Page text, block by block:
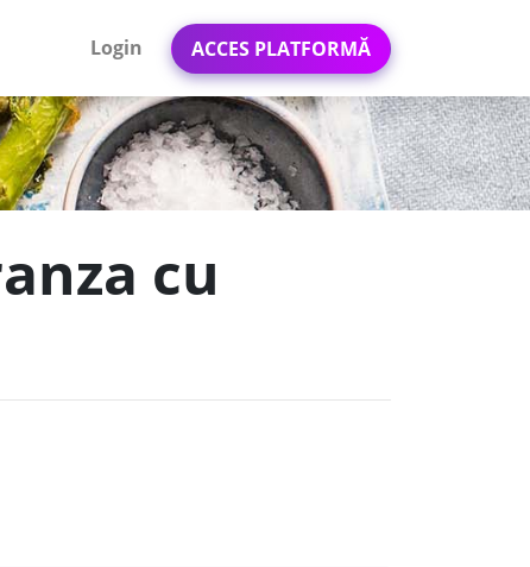
Login ACCES PLATFORMĂ
cu